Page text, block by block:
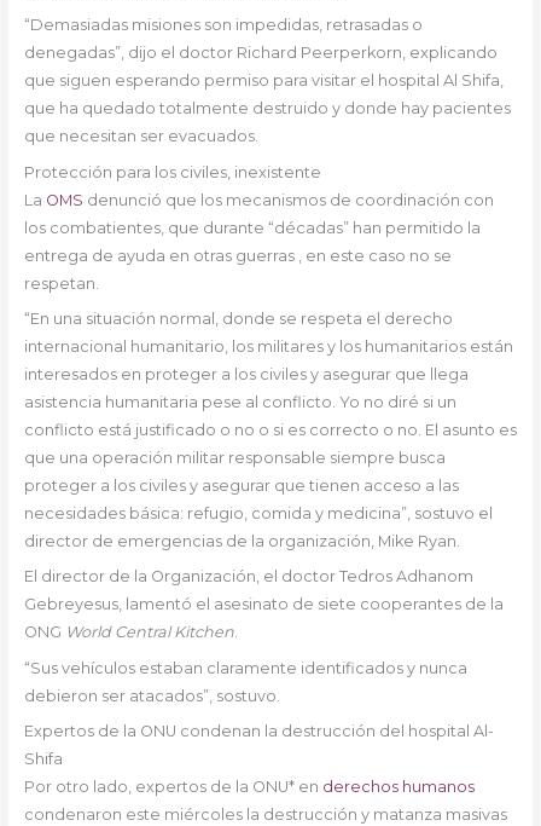
“Demasiadas misiones son impedidas, retrasadas o
denegadas”, dijo el doctor Richard Peerperkorn, explicando
que siguen esperando permiso para visitar el hospital Al Shifa,
que ha quedado totalmente destruido y donde hay pacientes
que necesitan ser evacuados.
Protección para los civiles, inexistente
La OMS denunció que los mecanismos de coordinación con
los combatientes, que durante “décadas” han permitido la
entrega de ayuda en otras guerras , en este caso no se
respetan.
“En una situación normal, donde se respeta el derecho
internacional humanitario, los militares y los humanitarios están
interesados en proteger a los civiles y asegurar que llega
asistencia humanitaria pese al conflicto. Yo no diré si un
conflicto está justificado o no o si es correcto o no. El asunto es
que una operación militar responsable siempre busca
proteger a los civiles y asegurar que tienen acceso a las
necesidades básica: refugio, comida y medicina”, sostuvo el
director de emergencias de la organización, Mike Ryan.
El director de la Organización, el doctor Tedros Adhanom
Gebreyesus, lamentó el asesinato de siete cooperantes de la
ONG World Central Kitchen.
“Sus vehículos estaban claramente identificados y nunca
debieron ser atacados”, sostuvo.
Expertos de la ONU condenan la destrucción del hospital Al-
Shifa
Por otro lado, expertos de la ONU* en derechos humanos
condenaron este miércoles la destrucción y matanza masivas